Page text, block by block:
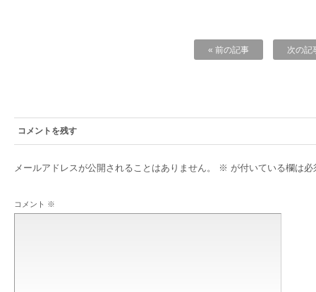
« 前の記事 次の記
コメントを残す
メールアドレスが公開されることはありません。 ※ が付いている欄は必
コメント ※